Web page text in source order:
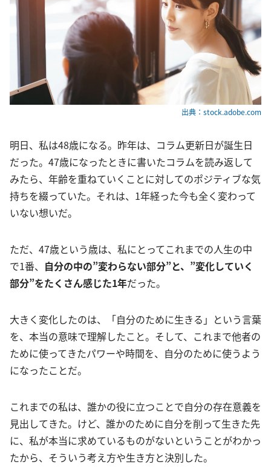
出典：stock.adobe.com
明日、私は48歳になる。昨年は、コラム更新日が誕生日
だった。47歳になったときに書いたコラムを読み返して
みたら、年齢を重ねていくことに対してのポジティブな気
持ちを綴っていた。それは、1年経った今も全く変わって
いない想いだ。
ただ、47歳という歳は、私にとってこれまでの人生の中
で1番、 自分の中の”変わらない部分”と、”変化していく
部分”をたくさん感じた1年だった。
大きく変化したのは、「自分のために生きる」という言葉
を、本当の意味で理解したこと。そして、これまで他者の
ために使ってきたパワーや時間を、自分のために使うよう
になったことだ。
これまでの私は、誰かの役に立つことで自分の存在意義を
見出してきた。けど、誰かのために自分を削って生きた先
に、私が本当に求めているものがないということがわかっ
たから、そういう考え方や生き方と決別した。